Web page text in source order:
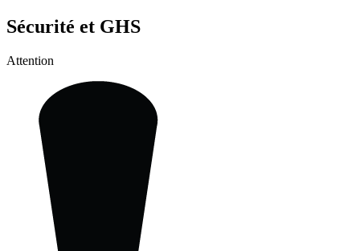
Sécurité et GHS
Attention